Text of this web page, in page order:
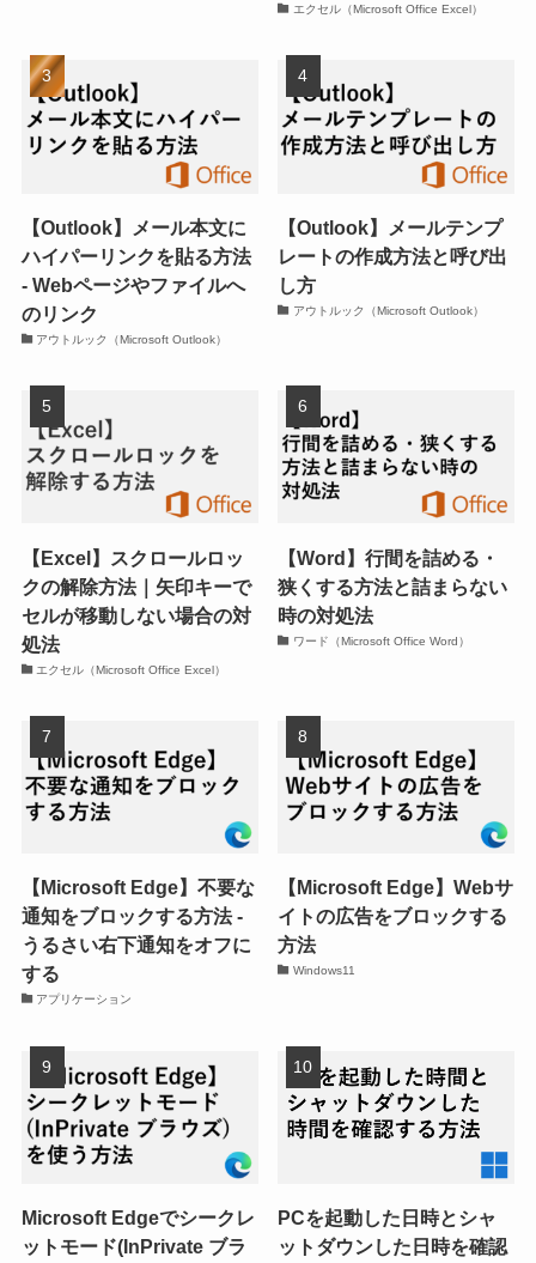
エクセル（Microsoft Office Excel）
【Outlook】メール本文に
ハイパーリンクを貼る方法
- Webページやファイルへ
のリンク
アウトルック（Microsoft Outlook）
【Outlook】メールテンプ
レートの作成方法と呼び出
し方
アウトルック（Microsoft Outlook）
【Excel】スクロールロッ
クの解除方法｜矢印キーで
セルが移動しない場合の対
処法
エクセル（Microsoft Office Excel）
【Word】行間を詰める・
狭くする方法と詰まらない
時の対処法
ワード（Microsoft Office Word）
【Microsoft Edge】不要な
通知をブロックする方法 -
うるさい右下通知をオフに
する
アプリケーション
【Microsoft Edge】Webサ
イトの広告をブロックする
方法
Windows11
Microsoft Edgeでシークレ
ットモード(InPrivate ブラ
PCを起動した日時とシャ
ットダウンした日時を確認